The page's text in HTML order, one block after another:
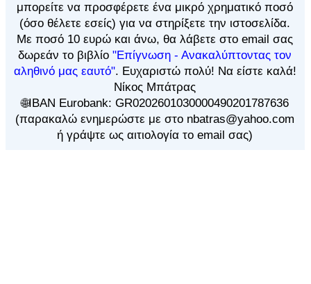
μπορείτε να προσφέρετε ένα μικρό χρηματικό ποσό
(όσο θέλετε εσείς) για να στηρίξετε την ιστοσελίδα.
Με ποσό 10 ευρώ και άνω, θα λάβετε στο email σας
δωρεάν το βιβλίο"Επίγνωση - Ανακαλύπτοντας τον
αληθινό μας εαυτό". Ευχαριστώ πολύ! Να είστε καλά!
Νίκος Μπάτρας
🌐IBAN Eurobank: GR0202601030000490201787636
(παρακαλώ ενημερώστε με στο nbatras@yahoo.com
ή γράψτε ως αιτιολογία το email σας)